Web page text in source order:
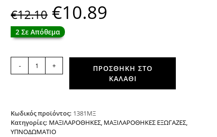
€12.10 Original
price
was:
€12.10.
€10.89
2 Σε Απόθεμα
μαξιλαροθήκες
Rich
Blend
Art
- +
ΠΡΟΣΘΉΚΗ ΣΤΟ
ΚΑΛΆΘΙ
Κωδικός προϊόντος: 1381ΜΞ
Κατηγορίες: ΜΑΞΙΛΑΡΟΘΗΚΕΣ, ΜΑΞΙΛΑΡΟΘΗΚΕΣ ΕΞΩΓΑΖΕΣ,
ΥΠΝΟΔΩΜΑΤΙΟ